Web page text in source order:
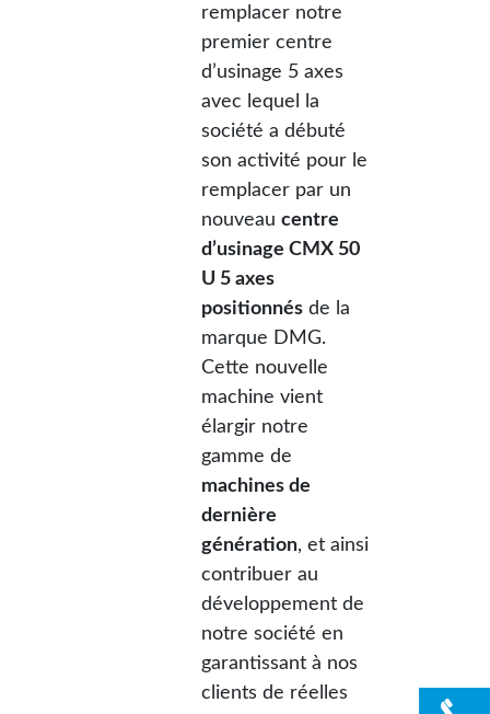
remplacer notre
premier centre
d’usinage 5 axes
avec lequel la
société a débuté
son activité pour le
remplacer par un
nouveau centre
d’usinage CMX 50
U 5 axes
positionnés de la
marque DMG.
Cette nouvelle
machine vient
élargir notre
gamme de
machines de
dernière
génération, et ainsi
contribuer au
développement de
notre société en
garantissant à nos
clients de réelles